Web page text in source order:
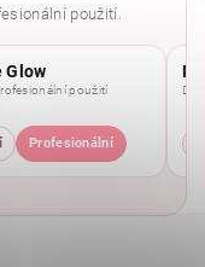
použití.
Glow
použití
Profesionální